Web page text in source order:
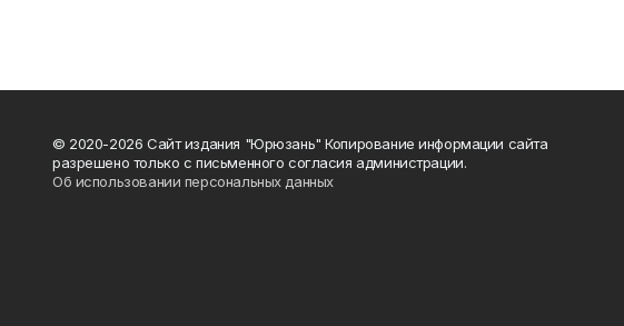
© 2020-2026 Сайт издания "Юрюзань" Копирование информации сайта
разрешено только с письменного согласия администрации.
Об использовании персональных данных